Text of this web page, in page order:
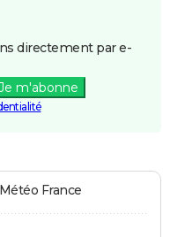
directement par e-
m'abonne
France